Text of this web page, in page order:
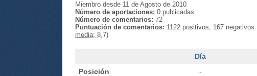
Miembro desde 11 de Agosto de 2010
Número de aportaciones: 0 publicadas
Número de comentarios: 72
Puntuación de comentarios: 1122 positivos, 167 negativos.
media: 8,7)
Día
Posición
-